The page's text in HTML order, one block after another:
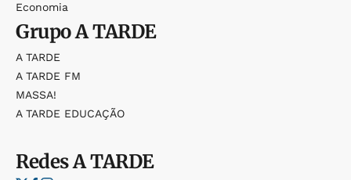
Economia
GrupoA TARDE
A TARDE
A TARDE FM
MASSA!
A TARDE EDUCAÇÃO
RedesA TARDE